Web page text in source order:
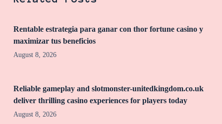
Rentable estrategia para ganar con thor fortune casino y
maximizar tus beneficios
August 8, 2026
Reliable gameplay and slotmonster-unitedkingdom.co.uk
deliver thrilling casino experiences for players today
August 8, 2026